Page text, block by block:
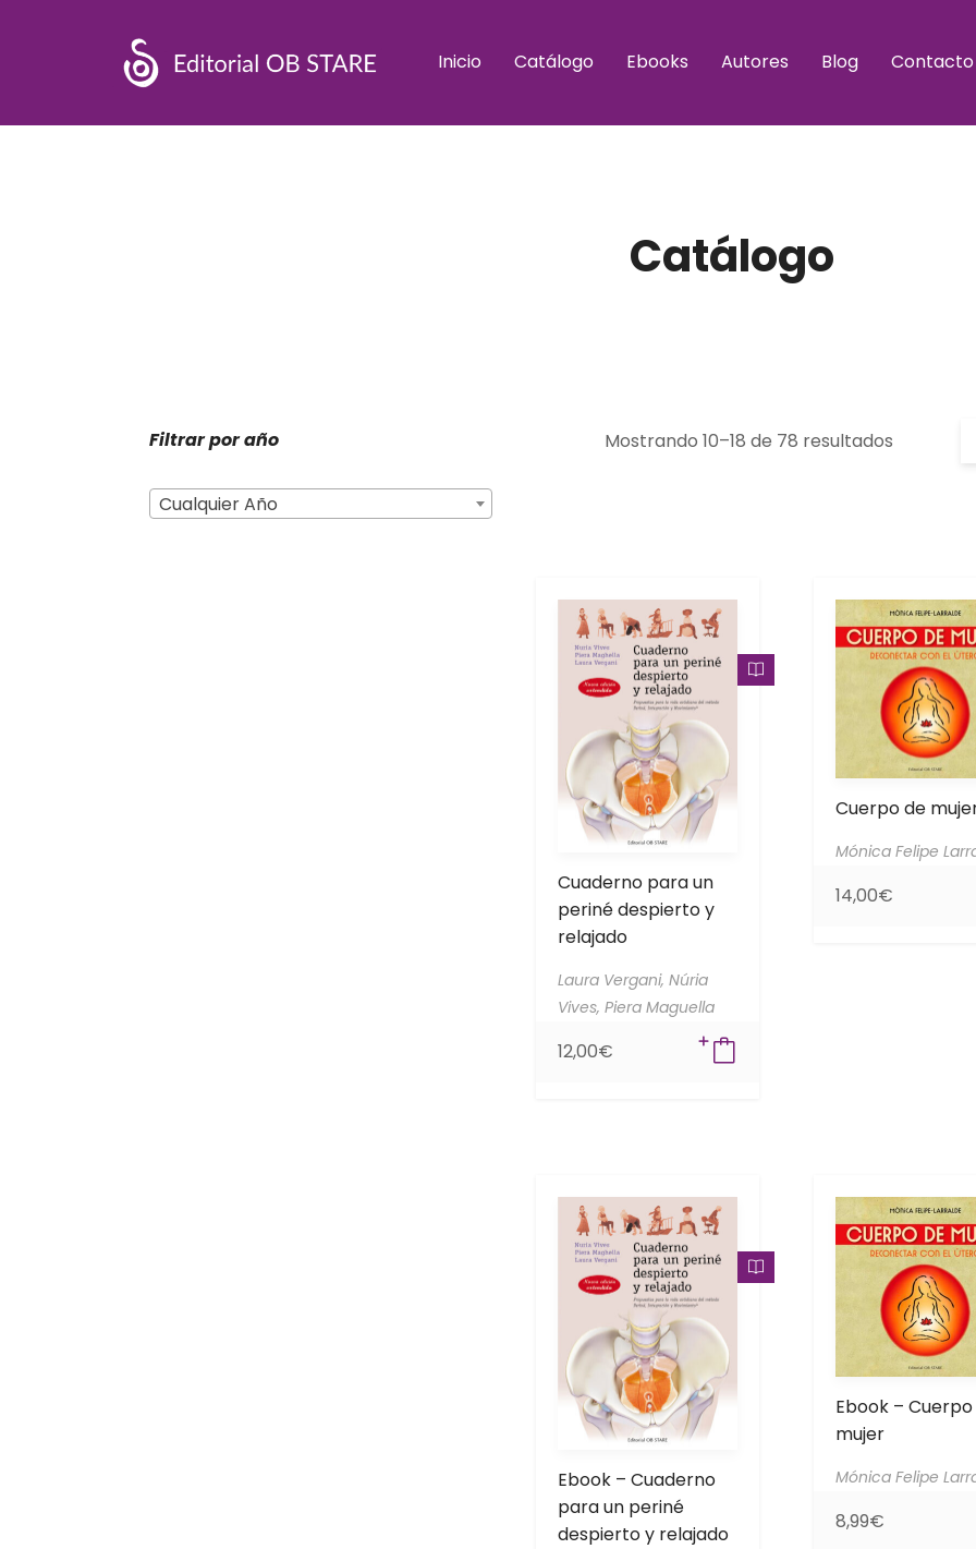
Inicio Catálogo Ebooks Autores Blog Contacto
Catálogo
Filtrar por año
Cualquier Año
Mostrando 10–18 de 78 resultados
Cuaderno para un
periné despierto y
relajado
Laura Vergani, Núria
Vives, Piera Maguella
12,00€
Cuerpo de
Mónica Felipe
14,00€
Ebook – Cuaderno
para un periné
despierto y relajado
Ebook –
mujer
Mónica Felipe
8,99€